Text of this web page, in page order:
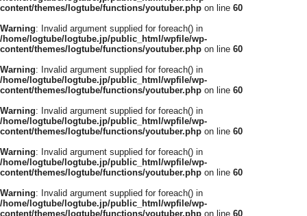
content/themes/logtube/functions/youtuber.php on line 60
Warning: Invalid argument supplied for foreach() in
/home/logtube/logtube.jp/public_html/wpfile/wp-
content/themes/logtube/functions/youtuber.php on line 60
Warning: Invalid argument supplied for foreach() in
/home/logtube/logtube.jp/public_html/wpfile/wp-
content/themes/logtube/functions/youtuber.php on line 60
Warning: Invalid argument supplied for foreach() in
/home/logtube/logtube.jp/public_html/wpfile/wp-
content/themes/logtube/functions/youtuber.php on line 60
Warning: Invalid argument supplied for foreach() in
/home/logtube/logtube.jp/public_html/wpfile/wp-
content/themes/logtube/functions/youtuber.php on line 60
Warning: Invalid argument supplied for foreach() in
/home/logtube/logtube.jp/public_html/wpfile/wp-
content/themes/logtube/functions/youtuber.php on line 60